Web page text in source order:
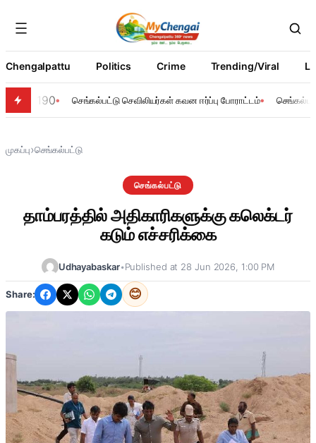
Chengalpattu Politics Crime Trending/Viral
190 செங்கல்பட்டு செவிலியர்கள் கவன ஈர்ப்பு போராட்டம்
முகப்பு›செங்கல்பட்டு
செங்கல்பட்டு
தாம்பரத்தில் அதிகாரிகளுக்கு கலெக்டர்
கடும் எச்சரிக்கை
Udhayabaskar•Published at 28 Jun 2026, 1:00 PM
Share: 😊